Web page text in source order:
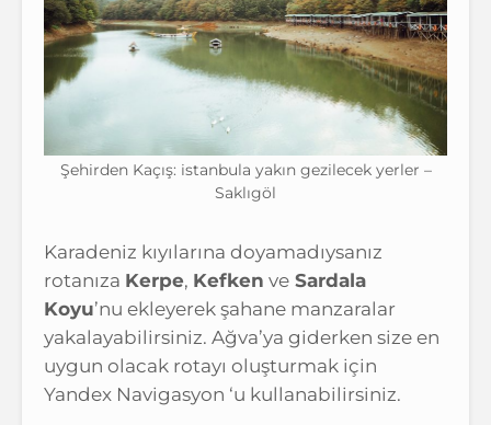
Şehirden Kaçış: istanbula yakın gezilecek yerler –
Saklıgöl
Karadeniz kıyılarına doyamadıysanız
rotanıza Kerpe, Kefken ve Sardala
Koyu’nu ekleyerek şahane manzaralar
yakalayabilirsiniz. Ağva’ya giderken size en
uygun olacak rotayı oluşturmak için
Yandex Navigasyon ‘u kullanabilirsiniz.